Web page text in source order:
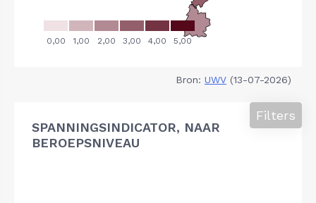
Bron: UWV (13-07-2026)
SPANNINGSINDICATOR, NAAR
BEROEPSNIVEAU
Filters